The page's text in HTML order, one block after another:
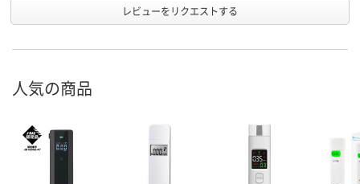
レビューをリクエストする
人気の商品